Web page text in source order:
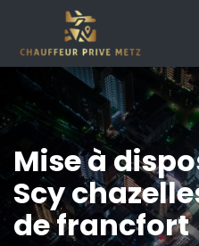
Mise à
Scy
de francfort